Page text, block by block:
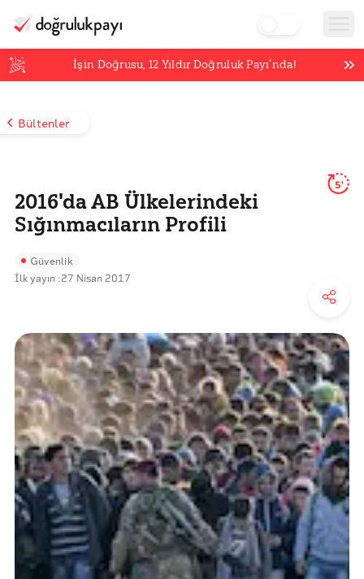
İşin Doğrusu,12 Yıldır Doğruluk Payı’nda!
Bültenler
2016'da AB Ülkelerindeki
Sığınmacıların Profili
5'
Güvenlik
İlk yayın :27 Nisan 2017